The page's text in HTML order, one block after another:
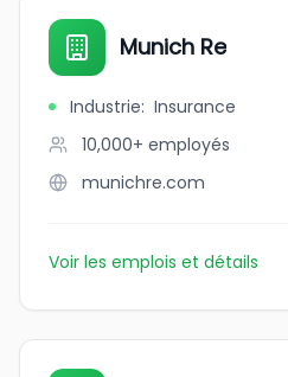
Munich Re
Industrie: Insurance
10,000+ employés
munichre.com
Voir les emplois et détails